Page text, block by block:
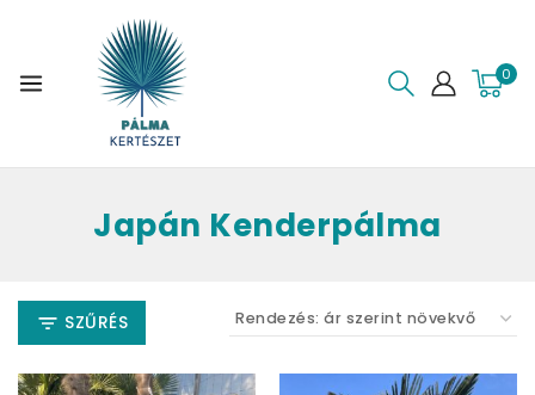
0
Japán Kenderpálma
SZŰRÉS